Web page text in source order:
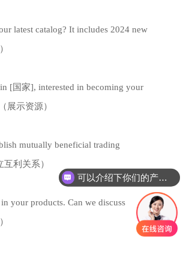
latest catalog? It includes 2024 new
[国家], interested in becoming your
展示资源）
mutually beneficial trading
互利关系）
your products. Can we discuss
可以介绍下你们的产品么
你们是怎么收费的呢